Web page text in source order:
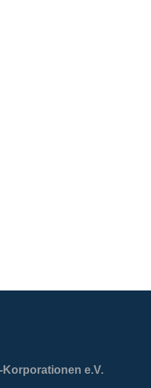
e.V.